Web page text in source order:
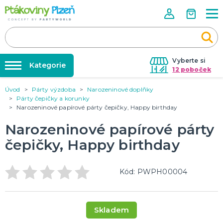
Vyberte si
12 poboček
Půjčovna kostýmů
Párty výzdoba na klíč
Nafukování balónků
Prodejny
Párty Blog
Kategorie
KOSTÝMY, MASKY, DOPLŇKY
Kostýmy do páru
Halloween
KARNEVALOVÉ KOSTÝMY
PÁRTY VÝZDOBA
Narozeninové oslavy
Úvod Párty výzdoba
Narozeninové doplňky
Párty čepičky a korunky
Narozeninové papírové párty čepičky, Happy birthday
Narozeninové papírové párty
čepičky, Happy birthday
Kód: PWPH00004
Skladem